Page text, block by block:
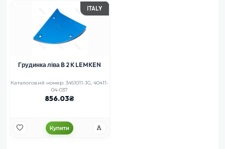
ITALY
Грудинка ліва B 2 K LEMKEN
Каталоговий номер: 3451011-JG, 40411-
04-037
856.03
Купити